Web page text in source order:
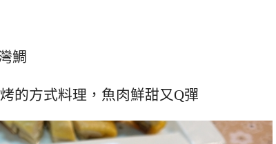
鯛
的方式料理，魚肉鮮甜又Q彈